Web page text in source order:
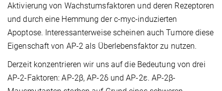
Aktivierung von Wachstumsfaktoren und deren Rezeptoren
und durch eine Hemmung der c-myc-induzierten
Apoptose. Interessanterweise scheinen auch Tumore diese
Eigenschaft von AP-2 als Überlebensfaktor zu nutzen.
Derzeit konzentrieren wir uns auf die Bedeutung von drei
AP-2-Faktoren: AP-2β, AP-2δ und AP-2ε. AP-2β-